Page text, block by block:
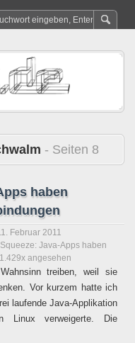
- Seiten 8
haben
Februar 2011
Java-Apps haben
angesehen
treiben, weil sie
Vor kurzem hatte ich
laufende Java-Applikation
Linux verweigerte. Die